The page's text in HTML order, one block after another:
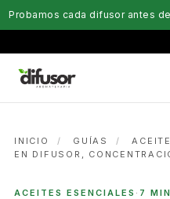
Probamos cada difusor antes
INICIO / GUÍAS /
EN DIFUSOR,
ACEITES ESENCIALES · 7